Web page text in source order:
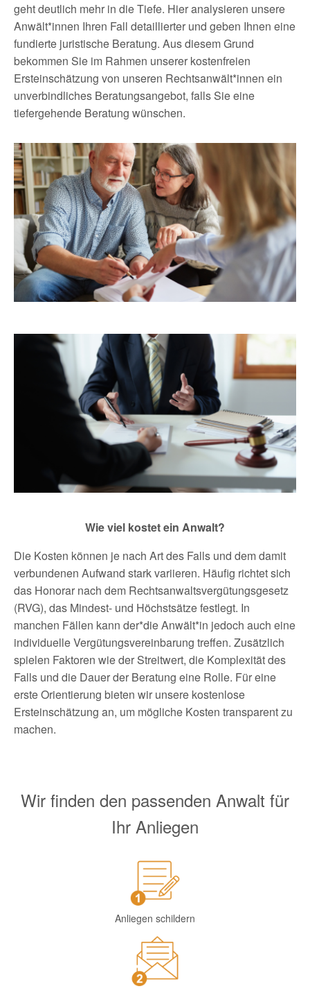
geht deutlich mehr in die Tiefe. Hier analysieren unsere
Anwält*innen Ihren Fall detaillierter und geben Ihnen eine
fundierte juristische Beratung. Aus diesem Grund
bekommen Sie im Rahmen unserer kostenfreien
Ersteinschätzung von unseren Rechtsanwält*innen ein
unverbindliches Beratungsangebot, falls Sie eine
tiefergehende Beratung wünschen.
Wie viel kostet ein Anwalt?
Die Kosten können je nach Art des Falls und dem damit
verbundenen Aufwand stark variieren. Häufig richtet sich
das Honorar nach dem Rechtsanwaltsvergütungsgesetz
(RVG), das Mindest- und Höchstsätze festlegt. In
manchen Fällen kann der*die Anwält*in jedoch auch eine
individuelle Vergütungsvereinbarung treffen. Zusätzlich
spielen Faktoren wie der Streitwert, die Komplexität des
Falls und die Dauer der Beratung eine Rolle. Für eine
erste Orientierung bieten wir unsere kostenlose
Ersteinschätzung an, um mögliche Kosten transparent zu
machen.
Wir finden den passenden Anwalt für
Ihr Anliegen
Anliegen schildern